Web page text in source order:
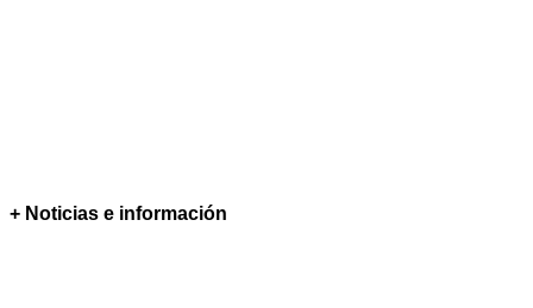
+ Noticias e información